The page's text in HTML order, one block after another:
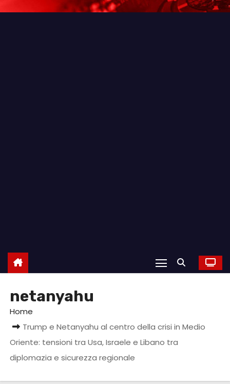
netanyahu
Home
Trump e Netanyahu al centro della crisi in Medio
Oriente: tensioni tra Usa, Israele e Libano tra
diplomazia e sicurezza regionale